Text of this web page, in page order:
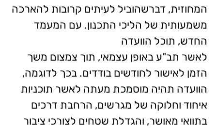
המחוזית, דברשהוביל לעיתים קרובות להארכה
משמעותית של הליכי התכנון. עם המעמד
החדש, תוכל הוועדה
לאשר תב"ע באופן עצמאי, תוך צמצום משך
הזמן לאישור לחודשים בודדים. בכך לדוגמה,
הוועדה תהיה מוסמכת מעתה לאשר תוכניות
איחוד וחלוקה של מגרשים, הרחבת דרכים
בתוואי מאושר, והגדלת שטחים לצורכי ציבור